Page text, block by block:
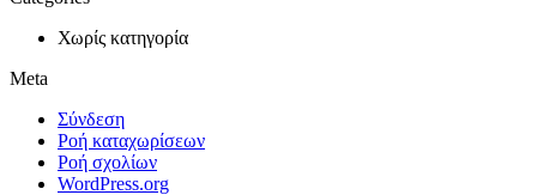
Χωρίς κατηγορία
Meta
Σύνδεση
Ροή καταχωρίσεων
Ροή σχολίων
WordPress.org